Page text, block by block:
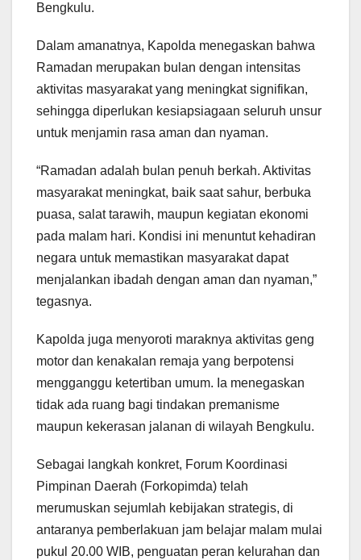
Bengkulu.
Dalam amanatnya, Kapolda menegaskan bahwa
Ramadan merupakan bulan dengan intensitas
aktivitas masyarakat yang meningkat signifikan,
sehingga diperlukan kesiapsiagaan seluruh unsur
untuk menjamin rasa aman dan nyaman.
“Ramadan adalah bulan penuh berkah. Aktivitas
masyarakat meningkat, baik saat sahur, berbuka
puasa, salat tarawih, maupun kegiatan ekonomi
pada malam hari. Kondisi ini menuntut kehadiran
negara untuk memastikan masyarakat dapat
menjalankan ibadah dengan aman dan nyaman,”
tegasnya.
Kapolda juga menyoroti maraknya aktivitas geng
motor dan kenakalan remaja yang berpotensi
mengganggu ketertiban umum. Ia menegaskan
tidak ada ruang bagi tindakan premanisme
maupun kekerasan jalanan di wilayah Bengkulu.
Sebagai langkah konkret, Forum Koordinasi
Pimpinan Daerah (Forkopimda) telah
merumuskan sejumlah kebijakan strategis, di
antaranya pemberlakuan jam belajar malam mulai
pukul 20.00 WIB, penguatan peran kelurahan dan